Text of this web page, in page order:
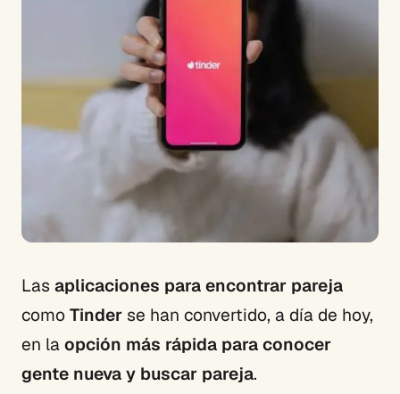
Las aplicaciones para encontrar pareja
como Tinder se han convertido, a día de hoy,
en la opción más rápida para conocer
gente nueva y buscar pareja.